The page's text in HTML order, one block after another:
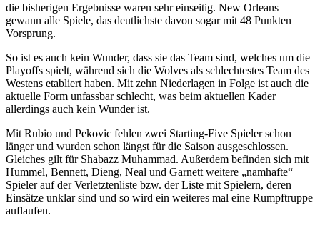
die bisherigen Ergebnisse waren sehr einseitig. New Orleans
gewann alle Spiele, das deutlichste davon sogar mit 48 Punkten
Vorsprung.
So ist es auch kein Wunder, dass sie das Team sind, welches um die
Playoffs spielt, während sich die Wolves als schlechtestes Team des
Westens etabliert haben. Mit zehn Niederlagen in Folge ist auch die
aktuelle Form unfassbar schlecht, was beim aktuellen Kader
allerdings auch kein Wunder ist.
Mit Rubio und Pekovic fehlen zwei Starting-Five Spieler schon
länger und wurden schon längst für die Saison ausgeschlossen.
Gleiches gilt für Shabazz Muhammad. Außerdem befinden sich mit
Hummel, Bennett, Dieng, Neal und Garnett weitere „namhafte“
Spieler auf der Verletztenliste bzw. der Liste mit Spielern, deren
Einsätze unklar sind und so wird ein weiteres mal eine Rumpftruppe
auflaufen.